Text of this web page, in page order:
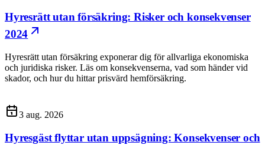
Hyresrätt utan försäkring: Risker och konsekvenser
2024
Hyresrätt utan försäkring exponerar dig för allvarliga ekonomiska
och juridiska risker. Läs om konsekvenserna, vad som händer vid
skador, och hur du hittar prisvärd hemförsäkring.
3 aug. 2026
Hyresgäst flyttar utan uppsägning: Konsekvenser och